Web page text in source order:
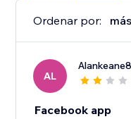
Ordenar por:
AL
Alankeane8
Facebook app